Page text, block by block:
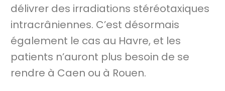
délivrer des irradiations stéréotaxiques
intracrâniennes. C’est désormais
également le cas au Havre, et les
patients n’auront plus besoin de se
rendre à Caen ou à Rouen.